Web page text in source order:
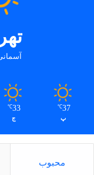
37
℃
پ
33
℃
ج
محبوب